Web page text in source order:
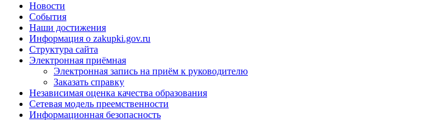
Новости
События
Наши достижения
Информация о zakupki.gov.ru
Структура сайта
Электронная приёмная
Электронная запись на приём к руководителю
Заказать справку
Независимая оценка качества образования
Сетевая модель преемственности
Информационная безопасность